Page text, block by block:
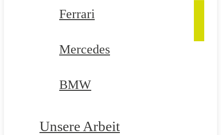
Ferrari
Mercedes
BMW
Unsere Arbeit